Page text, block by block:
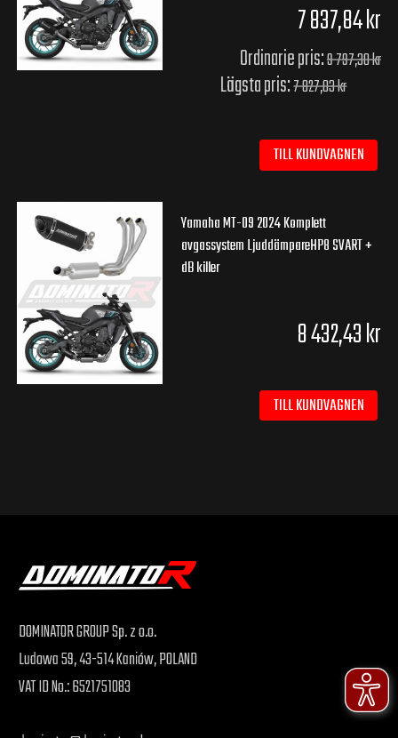
7 837,84 kr
Ordinarie pris:9 797,30 kr
Lägsta pris:7 827,03 kr
TILL KUNDVAGNEN
Yamaha MT-09 2024 Komplett
avgassystem LjuddämpareHP8 SVART +
dB killer
8 432,43 kr
TILL KUNDVAGNEN
DOMINATOR GROUP Sp. z o.o.
Ludowa 59, 43-514 Kaniów, POLAND
VAT ID No.: 6521751083